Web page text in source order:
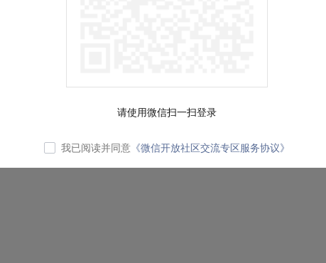
请使用微信扫一扫登录
我已阅读并同意 《微信开放社区交流专区服务协议》